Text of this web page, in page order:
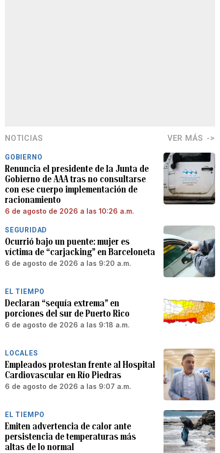
NOTICIAS VER MÁS
GOBIERNO
Renuncia el presidente de la Junta de
Gobierno de AAA tras no consultarse
con ese cuerpo implementación de
racionamiento
6 de agosto de 2026 a las 10:26 a.m.
SEGURIDAD
Ocurrió bajo un puente: mujer es
víctima de “carjacking” en Barceloneta
6 de agosto de 2026 a las 9:20 a.m.
EL TIEMPO
Declaran “sequía extrema” en
porciones del sur de Puerto Rico
6 de agosto de 2026 a las 9:18 a.m.
LOCALES
Empleados protestan frente al Hospital
Cardiovascular en Río Piedras
6 de agosto de 2026 a las 9:07 a.m.
EL TIEMPO
Emiten advertencia de calor ante
persistencia de temperaturas más
altas de lo normal